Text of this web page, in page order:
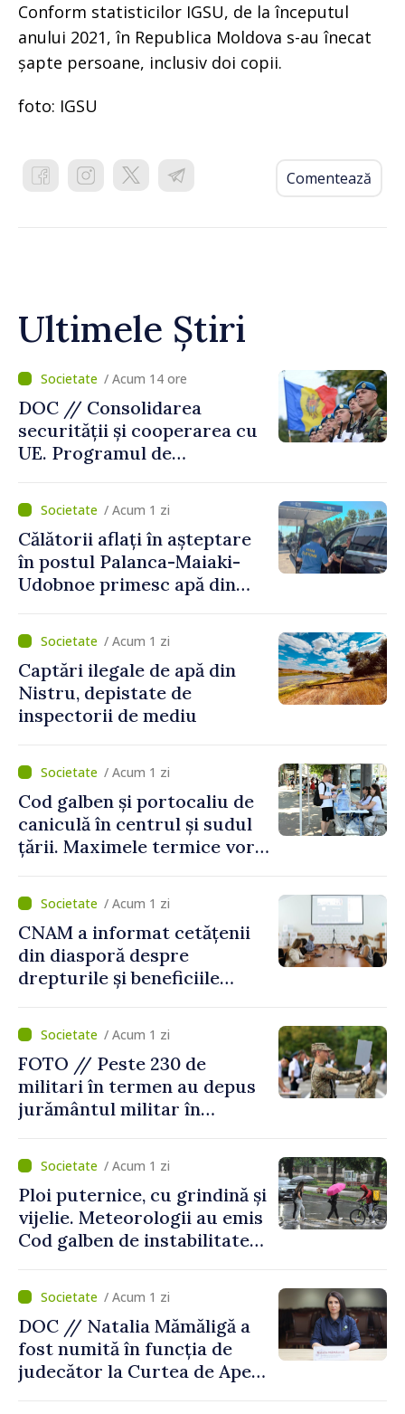
Conform statisticilor IGSU, de la începutul
anului 2021, în Republica Moldova s-au înecat
șapte persoane, inclusiv doi copii.
foto: IGSU
Comentează
Ultimele Știri
/ Acum 14 ore
DOC // Consolidarea
securității și cooperarea cu
UE. Programul de
Naționale de Apărare pentru
perioada 2024–2034,
publicat în Monitorul Oficial
/ Acum 1 zi
Călătorii aflați în așteptare
în postul Palanca-Maiaki-
Udobnoe primesc apă din
și a polițiștilor de frontieră
/ Acum 1 zi
Captări ilegale de apă din
Nistru, depistate de
inspectorii de mediu
/ Acum 1 zi
Cod galben și portocaliu de
caniculă în centrul și sudul
țării. Maximele termice vor
/ Acum 1 zi
CNAM a informat cetățenii
din diasporă despre
drepturile și beneficiile
/ Acum 1 zi
FOTO // Peste 230 de
militari în termen au depus
jurământul militar în
/ Acum 1 zi
Ploi puternice, cu grindină și
vijelie. Meteorologii au emis
Cod galben de instabilitate
/ Acum 1 zi
DOC // Natalia Mămăligă a
fost numită în funcția de
judecător la Curtea de Apel